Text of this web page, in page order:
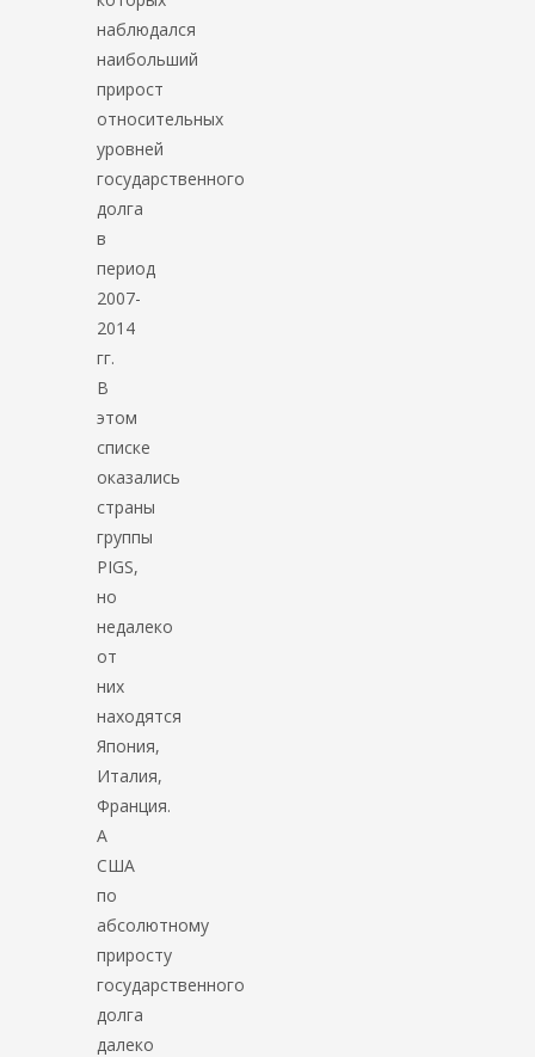
наблюдался
наибольший
прирост
относительных
уровней
государственного
долга
в
период
2007-
2014
гг.
В
этом
списке
оказались
страны
группы
PIGS,
но
недалеко
от
них
находятся
Япония,
Италия,
Франция.
А
США
по
абсолютному
приросту
государственного
долга
далеко